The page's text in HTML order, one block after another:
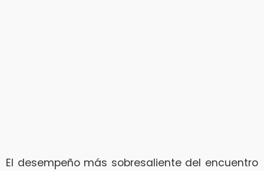
El desempeño más sobresaliente del encuentro